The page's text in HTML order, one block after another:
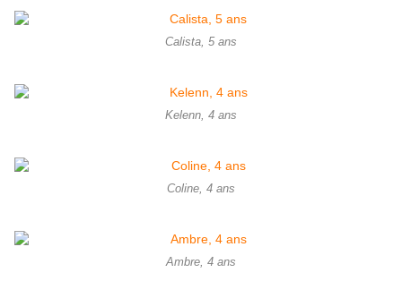
Calista, 5 ans
Kelenn, 4 ans
Coline, 4 ans
Ambre, 4 ans